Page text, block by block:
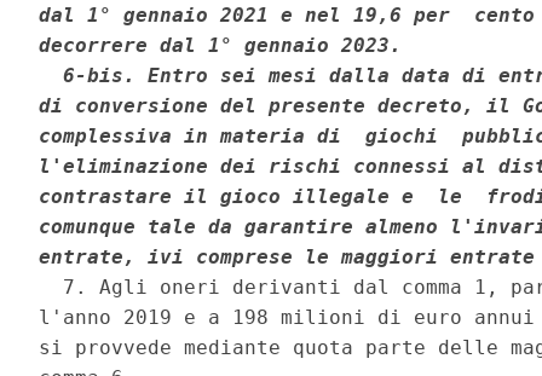
dal 1° gennaio 2021 e nel 19,6 per
decorrere dal 1° gennaio 2023.
6-bis. Entro sei mesi dalla data di
di conversione del presente decreto, il
complessiva in materia di  giochi
l'eliminazione dei rischi connessi al
contrastare il gioco illegale e  le
comunque tale da garantire almeno
entrate, ivi comprese le maggiori
7. Agli oneri derivanti dal comma 1,
l'anno 2019 e a 198 milioni di euro
si provvede mediante quota parte delle